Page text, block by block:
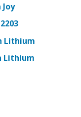
Lithium
Lithium